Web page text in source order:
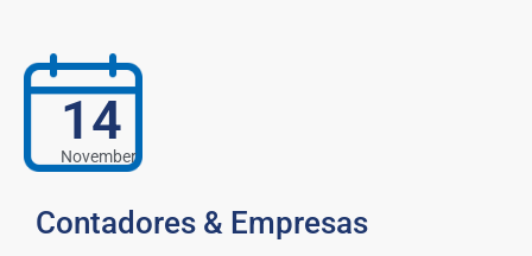
14
November
Contadores & Empresas